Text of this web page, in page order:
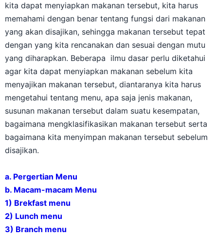
kita dapat menyiapkan makanan tersebut, kita harus
memahami dengan benar tentang fungsi dari makanan
yang akan disajikan, sehingga makanan tersebut tepat
dengan yang kita rencanakan dan sesuai dengan mutu
yang diharapkan. Beberapa ilmu dasar perlu diketahui
agar kita dapat menyiapkan makanan sebelum kita
menyajikan makanan tersebut, diantaranya kita harus
mengetahui tentang menu, apa saja jenis makanan,
susunan makanan tersebut dalam suatu kesempatan,
bagaimana mengklasifikasikan makanan tersebut serta
bagaimana kita menyimpan makanan tersebut sebelum
disajikan.
a. Pergertian Menu
b. Macam-macam Menu
1) Brekfast menu
2) Lunch menu
3) Branch menu